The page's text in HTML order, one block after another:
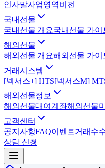
인사말사업영역비전
국내선물
국내선물 개요국내선물 가이
해외선물
해외선물 개요해외선물 가이
거래시스템
[넥서스+] HTS[넥서스M]
해외선물정보
해외선물대여계좌해외선물
고객센터
공지사항FAQ이벤트거래수
상담 신청